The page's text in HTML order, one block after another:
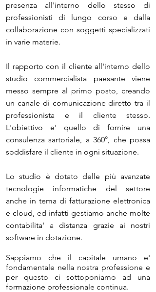
presenza all'interno dello stesso di
professionisti di lungo corso e dalla
collaborazione con soggetti specializzati
in varie materie.
Il rapporto con il cliente all'interno dello
studio commercialista paesante viene
messo sempre al primo posto, creando
un canale di comunicazione diretto tra il
professionista e il cliente stesso.
L'obiettivo e' quello di fornire una
consulenza sartoriale, a 360°, che possa
soddisfare il cliente in ogni situazione.
Lo studio è dotato delle più avanzate
tecnologie informatiche del settore
anche in tema di fatturazione elettronica
e cloud, ed infatti gestiamo anche molte
contabilita' a distanza grazie ai nostri
software in dotazione.
Sappiamo che il capitale umano e'
fondamentale nella nostra professione e
per questo ci sottoponiamo ad una
formazione professionale continua.